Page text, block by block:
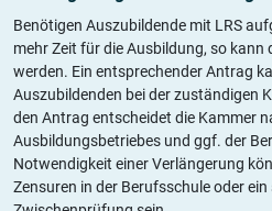
Benötigen Auszubildende mit LRS
mehr Zeit für die Ausbildung, so
werden. Ein entsprechender Antrag
Auszubildenden bei der zuständigen
den Antrag entscheidet die Kammer
Ausbildungsbetriebes und ggf. der
Notwendigkeit einer Verlängerung
Zensuren in der Berufsschule oder